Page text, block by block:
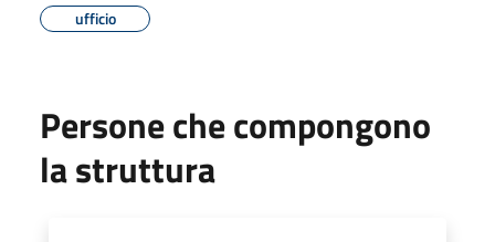
ufficio
Persone che compongono
la struttura